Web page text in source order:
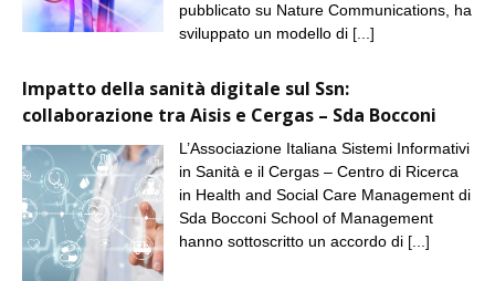
pubblicato su Nature Communications, ha
sviluppato un modello di [...]
Impatto della sanità digitale sul Ssn:
collaborazione tra Aisis e Cergas – Sda Bocconi
L’Associazione Italiana Sistemi Informativi
in Sanità e il Cergas – Centro di Ricerca
in Health and Social Care Management di
Sda Bocconi School of Management
hanno sottoscritto un accordo di [...]